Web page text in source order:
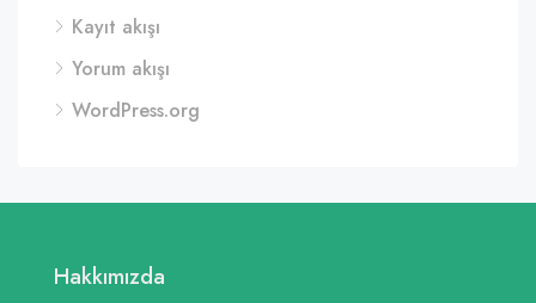
Kayıt akışı
Yorum akışı
WordPress.org
Hakkımızda